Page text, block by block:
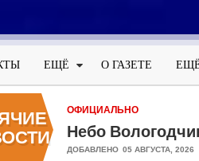
Меню
записи
ЕЩЁ О ГАЗЕТЕ
ОФИЦИАЛЬНО
Небо
ДОБАВЛЕНО 05 АВГУСТА, 2026